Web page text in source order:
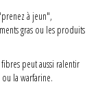
à jeun",
gras ou les produits
peut aussi ralentir
la warfarine.